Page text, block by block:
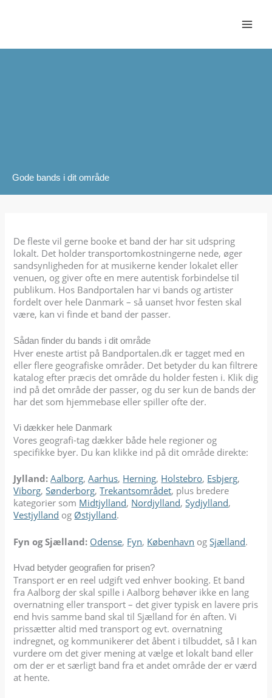
Gode bands i dit område
De fleste vil gerne booke et band der har sit udspring
lokalt. Det holder transportomkostningerne nede, øger
sandsynligheden for at musikerne kender lokalet eller
venuen, og giver ofte en mere autentisk forbindelse til
publikum. Hos Bandportalen har vi bands og artister
fordelt over hele Danmark – så uanset hvor festen skal
være, kan vi finde et band der passer.
Sådan finder du bands i dit område
Hver eneste artist på Bandportalen.dk er tagget med en
eller flere geografiske områder. Det betyder du kan filtrere
katalog efter præcis det område du holder festen i. Klik dig
ind på det område der passer, og du ser kun de bands der
har det som hjemmebase eller spiller ofte der.
Vi dækker hele Danmark
Vores geografi-tag dækker både hele regioner og
specifikke byer. Du kan klikke ind på dit område direkte:
Jylland: Aalborg,Aarhus, Herning, Holstebro, Esbjerg,
Viborg,Sønderborg,Trekantsområdet, plus bredere
kategorier som Midtjylland, Nordjylland,Sydjylland,
Vestjylland og Østjylland.
Fyn og Sjælland: Odense, Fyn, København ogSjælland.
Hvad betyder geografien for prisen?
Transport er en reel udgift ved enhver booking. Et band
fra Aalborg der skal spille i Aalborg behøver ikke en lang
overnatning eller transport – det giver typisk en lavere pris
end hvis samme band skal til Sjælland for én aften. Vi
prissætter altid med transport og evt. overnatning
indregnet, og kommunikerer det åbent i tilbuddet, så I kan
vurdere om det giver mening at vælge et lokalt band eller
om der er et særligt band fra et andet område der er værd
at hente.